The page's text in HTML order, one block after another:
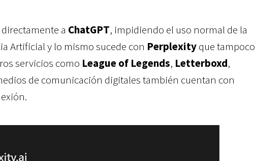
a ChatGPT, impidiendo el uso normal de la
Artificial y lo mismo sucede con Perplexityque tampoco
servicios como League of Legends, Letterboxd,
de comunicación digitales también cuentan con